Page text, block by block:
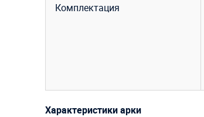
Комплектация
Характеристики арки